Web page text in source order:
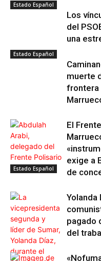
Estado Español
Los
del
una
Estado Español
muerte
frontera
Estado Español
El
exige a
de
Yolanda
pagado
del